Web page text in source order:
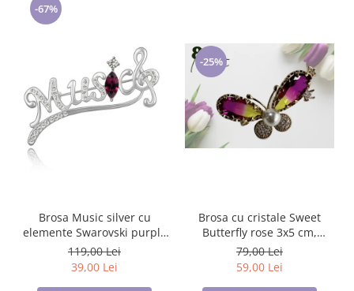
-67%
Brosa Music silver cu
elemente Swarovski purple
si placata cu aur 18K
garantie 6 luni
119,00 Lei
39,00 Lei
-25%
Brosa cu cristale Sweet
Butterfly rose 3x5 cm,
BR23.015, garantie 6 luni
79,00 Lei
59,00 Lei